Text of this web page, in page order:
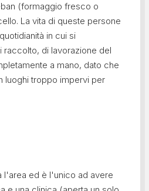
(formaggio fresco o
La vita di queste persone
in cui si
raccolto, di lavorazione del
a mano, dato che
luoghi troppo impervi per
l'area ed è l'unico ad avere